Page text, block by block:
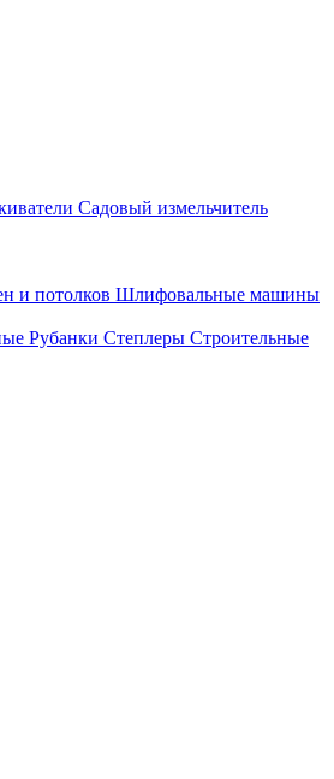
Садовый измельчитель
и потолков Шлифовальные машины
Рубанки Степлеры Строительные